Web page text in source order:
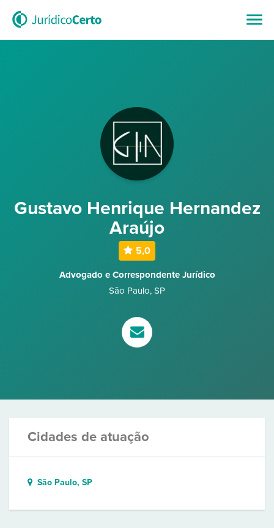
Gustavo Henrique Hernandez
Araújo
5,0
Advogado e Correspondente Jurídico
São Paulo, SP
Cidades de atuação
São Paulo, SP